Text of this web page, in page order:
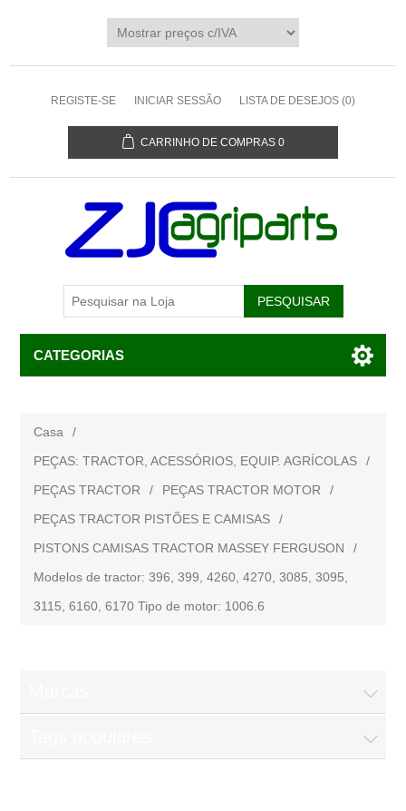
REGISTE-SE INICIAR SESSÃO LISTA DE DESEJOS (0)
CARRINHO DE COMPRAS 0
CATEGORIAS
Casa
/
PEÇAS: TRACTOR, ACESSÓRIOS, EQUIP. AGRÍCOLAS
/
PEÇAS TRACTOR
/ PEÇAS TRACTOR MOTOR
/
PEÇAS TRACTOR PISTÕES E CAMISAS
/
PISTONS CAMISAS TRACTOR MASSEY FERGUSON
/
Modelos de tractor: 396, 399, 4260, 4270, 3085, 3095,
3115, 6160, 6170 Tipo de motor: 1006.6